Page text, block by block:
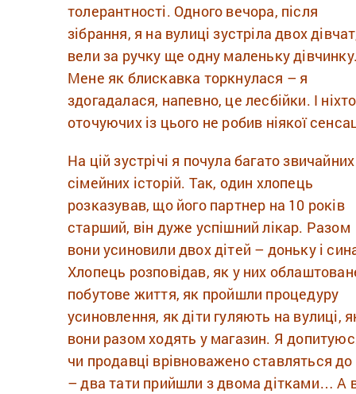
толерантності. Одного вечора, після
зібрання, я на вулиці зустріла двох
вели за ручку ще одну маленьку
Мене як блискавка торкнулася – я
здогадалася, напевно, це лесбійки. І
оточуючих із цього не робив ніякої
На цій зустрічі я почула багато звичайних
сімейних історій. Так, один хлопець
розказував, що його партнер на 10 років
старший, він дуже успішний лікар. Разом
вони усиновили двох дітей – доньку і
Хлопець розповідав, як у них
побутове життя, як пройшли процедуру
усиновлення, як діти гуляють на вулиці,
вони разом ходять у магазин. Я
чи продавці врівноважено ставляться
– два тати прийшли з двома дітками… А